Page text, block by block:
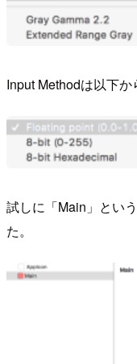
Input Methodは以下か
試しに「Main」とい
た。